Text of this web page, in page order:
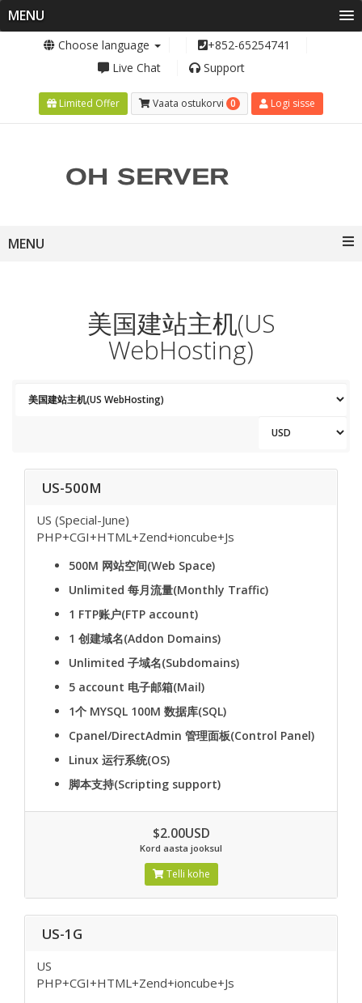
MENU
Choose language
+852-65254741
Live Chat
Support
Limited Offer Vaata ostukorvi 0 Logi sisse
MENU
美国建站主机(US
WebHosting)
US-500M
US (Special-June)
PHP+CGI+HTML+Zend+ioncube+Js
500M 网站空间(Web Space)
Unlimited 每月流量(Monthly Traffic)
1 FTP账户(FTP account)
1 创建域名(Addon Domains)
Unlimited 子域名(Subdomains)
5 account 电子邮箱(Mail)
1个 MYSQL 100M 数据库(SQL)
Cpanel/DirectAdmin 管理面板(Control Panel)
Linux 运行系统(OS)
脚本支持(Scripting support)
$2.00USD
Kord aasta jooksul
Telli kohe
US-1G
US
PHP+CGI+HTML+Zend+ioncube+Js